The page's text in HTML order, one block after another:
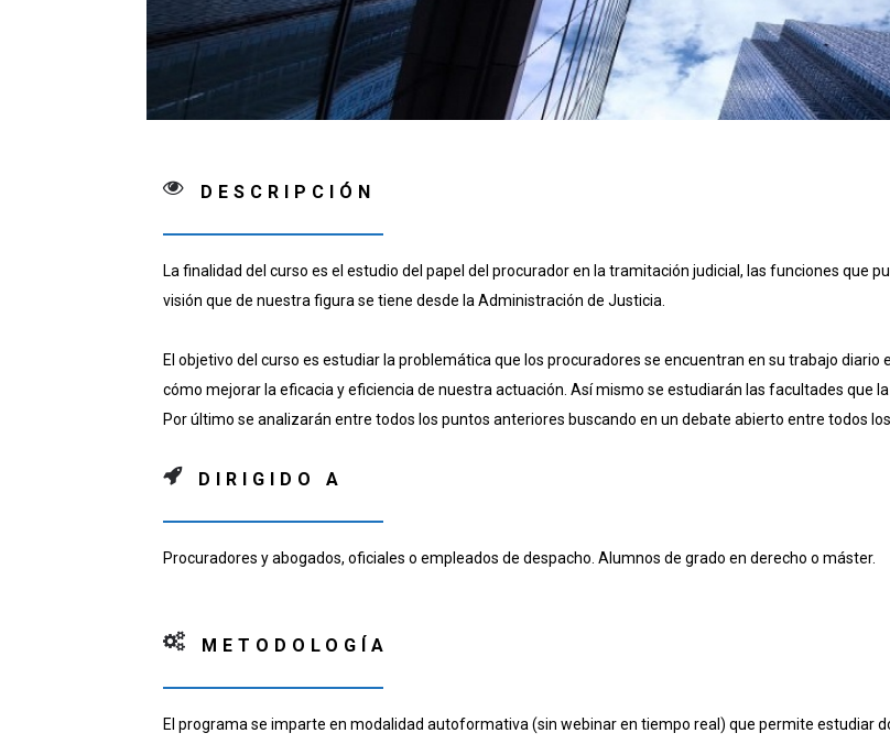
los
DESCRIPCIÓN
La finalidad del curso es el estudio del papel del procurador en la tramitación judicial, las funciones que
visión que de nuestra figura se tiene desde la Administración de Justicia.
El objetivo del curso es estudiar la problemática que los procuradores se encuentran en su trabajo
cómo mejorar la eficacia y eficiencia de nuestra actuación. Así mismo se estudiarán las facultades que
Por último se analizarán entre todos los puntos anteriores buscando en un debate abierto entre todos
DIRIGIDO A
Procuradores y abogados, oficiales o empleados de despacho. Alumnos de grado en derecho o máster.
METODOLOGÍA
El programa se imparte en modalidad autoformativa (sin webinar en tiempo real) que permite estudiar